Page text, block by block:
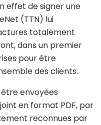
effet de signer une
(TTN) lui
totalement
dans un premier
pour être
des clients.
envoyées
en format PDF, par
reconnues par